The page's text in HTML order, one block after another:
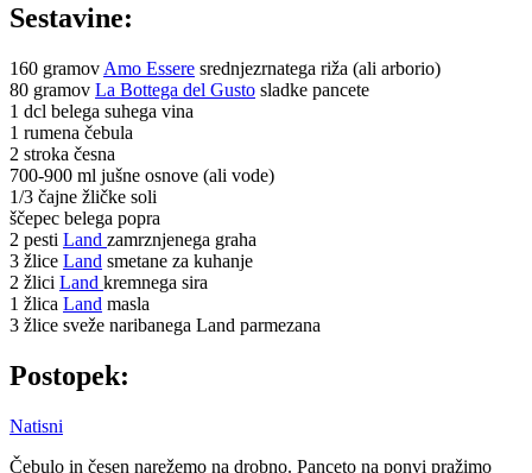
Sestavine:
160 gramov Amo Essere srednjezrnatega riža (ali arborio)
80 gramov La Bottega del Gusto sladke pancete
1 dcl belega suhega vina
1 rumena čebula
2 stroka česna
700-900 ml jušne osnove (ali vode)
1/3 čajne žličke soli
ščepec belega popra
2 pesti Land zamrznjenega graha
3 žlice Land smetane za kuhanje
2 žlici Land kremnega sira
1 žlica Land masla
3 žlice sveže naribanega Land parmezana
Postopek:
Natisni
Čebulo in česen narežemo na drobno. Panceto na ponvi pražimo